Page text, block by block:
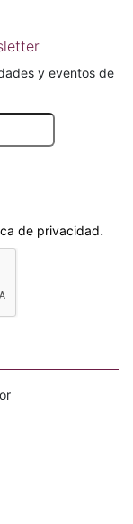
y eventos de
de privacidad.